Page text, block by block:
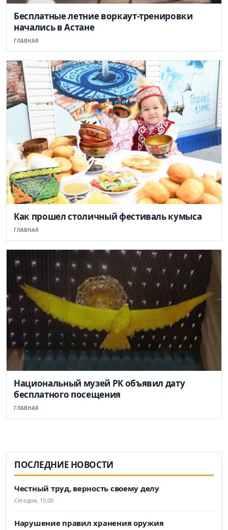
Бесплатные летние воркаут-тренировки
начались в Астане
ГЛАВНАЯ
Как прошел столичный фестиваль кумыса
ГЛАВНАЯ
Национальный музей РК объявил дату
бесплатного посещения
ГЛАВНАЯ
ПОСЛЕДНИЕ НОВОСТИ
Честный труд, верность своему делу
Сегодня, 15:00
Нарушение правил хранения оружия